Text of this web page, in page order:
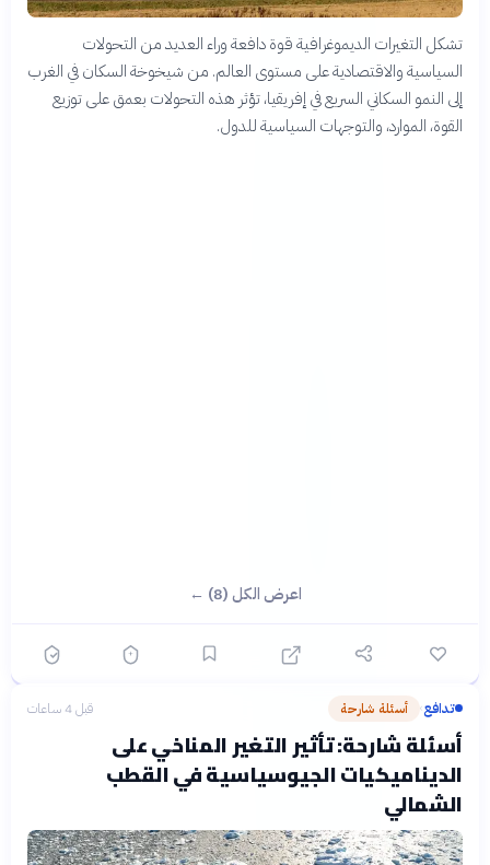
تشكل التغيرات الديموغرافية قوة دافعة وراء العديد من التحولات
السياسية والاقتصادية على مستوى العالم. من شيخوخة السكان في الغرب
إلى النمو السكاني السريع في إفريقيا، تؤثر هذه التحولات بعمق على توزيع
القوة، الموارد، والتوجهات السياسية للدول.
اعرض الكل (8) ←
تدافع› أسئلة شارحة قبل 4 ساعات
أسئلة شارحة: تأثير التغير المناخي على
الديناميكيات الجيوسياسية في القطب
الشمالي